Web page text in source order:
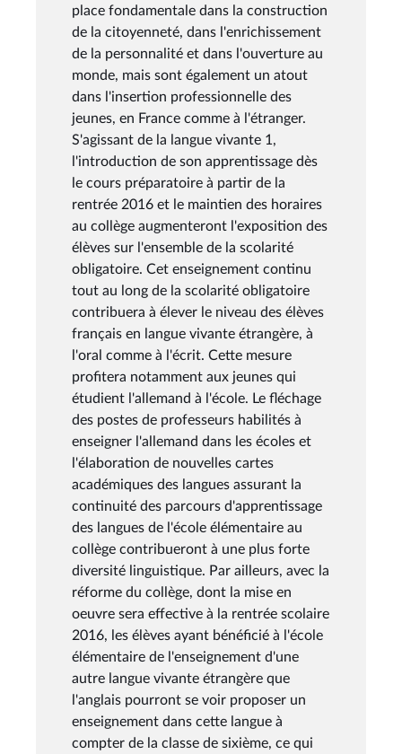
place fondamentale dans la construction
de la citoyenneté, dans l'enrichissement
de la personnalité et dans l'ouverture au
monde, mais sont également un atout
dans l'insertion professionnelle des
jeunes, en France comme à l'étranger.
S'agissant de la langue vivante 1,
l'introduction de son apprentissage dès
le cours préparatoire à partir de la
rentrée 2016 et le maintien des horaires
au collège augmenteront l'exposition des
élèves sur l'ensemble de la scolarité
obligatoire. Cet enseignement continu
tout au long de la scolarité obligatoire
contribuera à élever le niveau des élèves
français en langue vivante étrangère, à
l'oral comme à l'écrit. Cette mesure
profitera notamment aux jeunes qui
étudient l'allemand à l'école. Le fléchage
des postes de professeurs habilités à
enseigner l'allemand dans les écoles et
l'élaboration de nouvelles cartes
académiques des langues assurant la
continuité des parcours d'apprentissage
des langues de l'école élémentaire au
collège contribueront à une plus forte
diversité linguistique. Par ailleurs, avec la
réforme du collège, dont la mise en
oeuvre sera effective à la rentrée scolaire
2016, les élèves ayant bénéficié à l'école
élémentaire de l'enseignement d'une
autre langue vivante étrangère que
l'anglais pourront se voir proposer un
enseignement dans cette langue à
compter de la classe de sixième, ce qui